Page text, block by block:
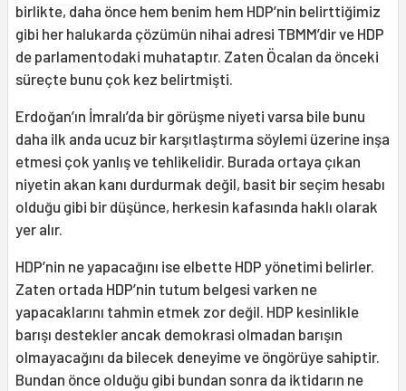
birlikte, daha önce hem benim hem HDP’nin belirttiğimiz
gibi her halukarda çözümün nihai adresi TBMM’dir ve HDP
de parlamentodaki muhataptır. Zaten Öcalan da önceki
süreçte bunu çok kez belirtmişti.
Erdoğan’ın İmralı’da bir görüşme niyeti varsa bile bunu
daha ilk anda ucuz bir karşıtlaştırma söylemi üzerine inşa
etmesi çok yanlış ve tehlikelidir. Burada ortaya çıkan
niyetin akan kanı durdurmak değil, basit bir seçim hesabı
olduğu gibi bir düşünce, herkesin kafasında haklı olarak
yer alır.
HDP’nin ne yapacağını ise elbette HDP yönetimi belirler.
Zaten ortada HDP’nin tutum belgesi varken ne
yapacaklarını tahmin etmek zor değil. HDP kesinlikle
barışı destekler ancak demokrasi olmadan barışın
olmayacağını da bilecek deneyime ve öngörüye sahiptir.
Bundan önce olduğu gibi bundan sonra da iktidarın ne